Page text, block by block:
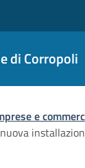
di Corropoli
e